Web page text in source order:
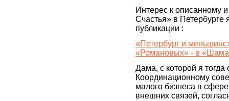
Интерес к описанному
Счастья» в
публикации :
«Петербург и
«Романовых» - в
Дама, с которой я
Координационному
малого бизнеса в
внешних связей,